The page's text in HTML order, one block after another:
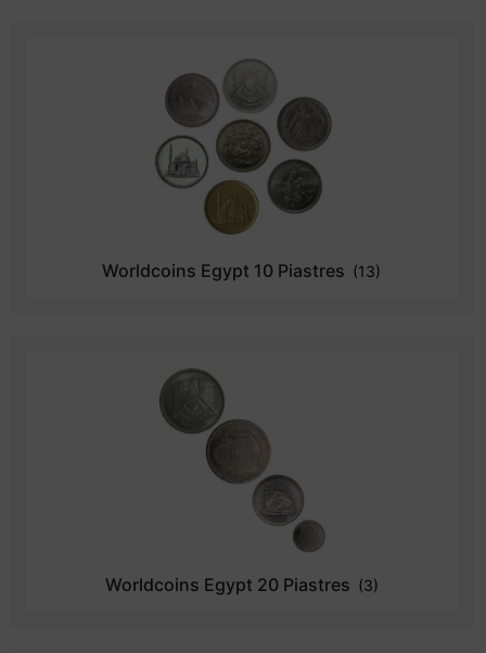
Worldcoins Egypt 10 Piastres (13)
Worldcoins Egypt 20 Piastres (3)